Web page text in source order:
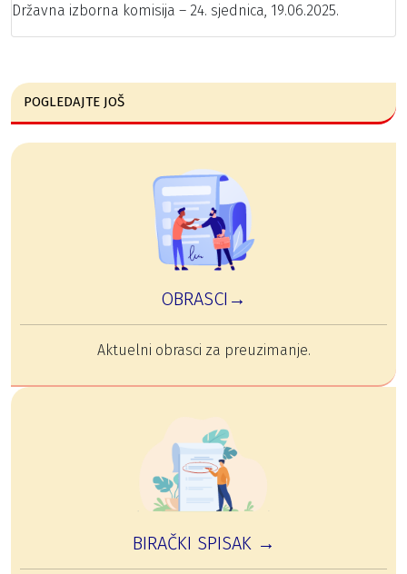
Državna izborna komisija – 24. sjednica, 19.06.2025.
POGLEDAJTE JOŠ
OBRASCI→
Aktuelni obrasci za preuzimanje.
BIRAČKI SPISAK →